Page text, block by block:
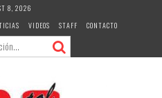
8, 2026
VIDEOS STAFF CONTACTO